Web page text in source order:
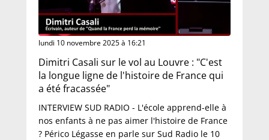
lundi 10 novembre 2025 à 16:21
Dimitri Casali sur le vol au Louvre : "C'est
la longue ligne de l'histoire de France qui
a été fracassée"
INTERVIEW SUD RADIO - L'école apprend-elle à
nos enfants à ne pas aimer l'histoire de France
? Périco Légasse en parle sur Sud Radio le 10